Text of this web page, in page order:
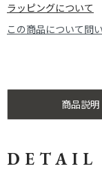
ラッピングについて
この商品について問
商品説明
DETAIL